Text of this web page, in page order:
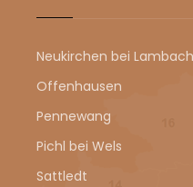
Neukirchen bei Lambach
Offenhausen
Pennewang
Pichl bei Wels
Sattledt